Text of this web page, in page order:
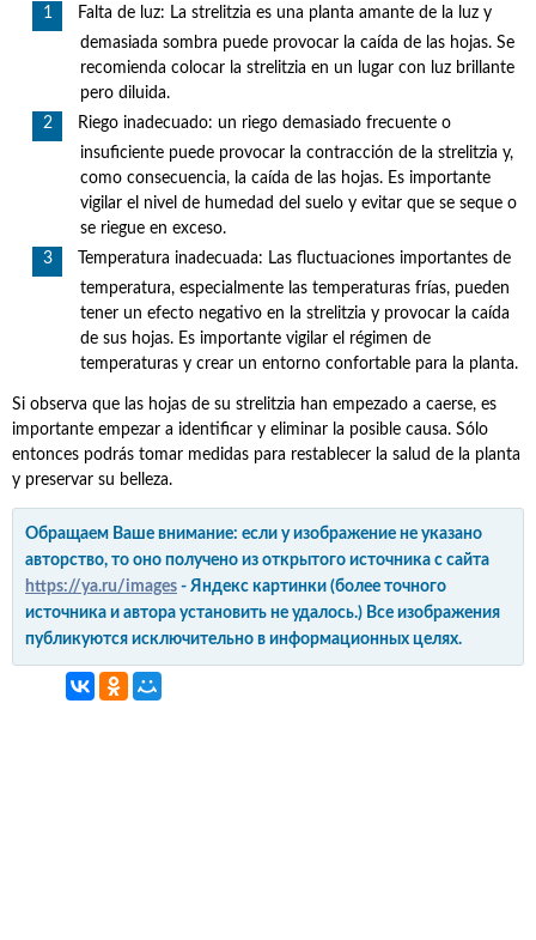
Falta de luz: La strelitzia es una planta amante de la luz y
demasiada sombra puede provocar la caída de las hojas. Se
recomienda colocar la strelitzia en un lugar con luz brillante
pero diluida.
Riego inadecuado: un riego demasiado frecuente o
insuficiente puede provocar la contracción de la strelitzia y,
como consecuencia, la caída de las hojas. Es importante
vigilar el nivel de humedad del suelo y evitar que se seque o
se riegue en exceso.
Temperatura inadecuada: Las fluctuaciones importantes de
temperatura, especialmente las temperaturas frías, pueden
tener un efecto negativo en la strelitzia y provocar la caída
de sus hojas. Es importante vigilar el régimen de
temperaturas y crear un entorno confortable para la planta.
Si observa que las hojas de su strelitzia han empezado a caerse, es
importante empezar a identificar y eliminar la posible causa. Sólo
entonces podrás tomar medidas para restablecer la salud de la planta
y preservar su belleza.
Обращаем Ваше внимание: если у изображение не указано
авторство, то оно получено из открытого источника с сайта
https://ya.ru/images - Яндекс картинки (более точного
источника и автора установить не удалось.) Все изображения
публикуются исключительно в информационных целях.